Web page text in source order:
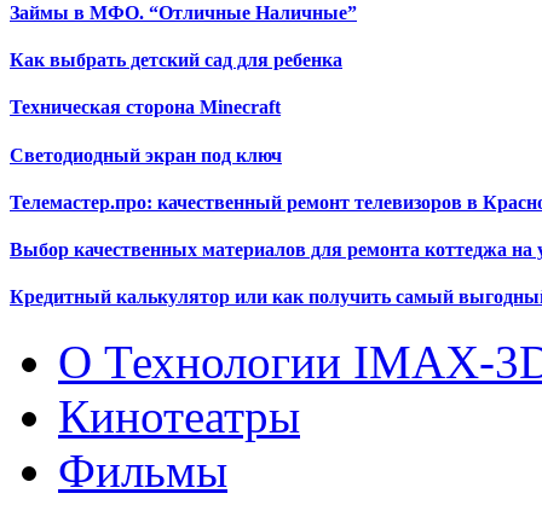
Займы в МФО. “Отличные Наличные”
Как выбрать детский сад для ребенка
Техническая сторона Minecraft
Светодиодный экран под ключ
Телемастер.про: качественный ремонт телевизоров в
Выбор качественных материалов для ремонта коттеджа на
Кредитный калькулятор или как получить самый
О Технологии IMAX-
Кинотеатры
Фильмы